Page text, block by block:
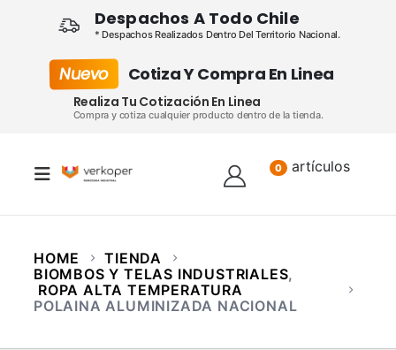
Despachos A Todo Chile
* Despachos Realizados Dentro Del Territorio Nacional.
Nuevo Cotiza Y Compra En Linea
Realiza Tu Cotización En Linea
Compra y cotiza cualquier producto dentro de la tienda.
0 artículos
HOME
TIENDA
BIOMBOS Y TELAS INDUSTRIALES,
ROPA ALTA TEMPERATURA
POLAINA ALUMINIZADA NACIONAL